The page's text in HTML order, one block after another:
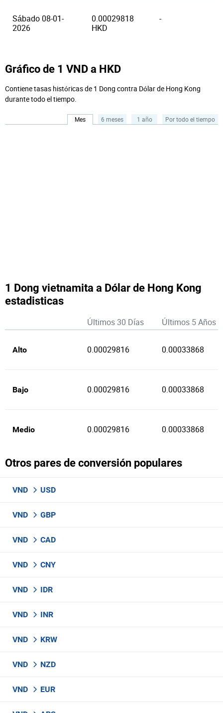
Sábado 08-01-
2026
0.00029818
HKD
-
Gráfico de 1 VND a HKD
Contiene tasas históricas de 1 Dong contra Dólar de Hong Kong
durante todo el tiempo.
Mes 6 meses 1 año Por todo el tiempo
1 Dong vietnamita a Dólar de Hong Kong
estadisticas
Últimos 30 Días Últimos 5 Años
Alto 0.00029816 0.00033868
Bajo 0.00029816 0.00033868
Medio 0.00029816 0.00033868
Otros pares de conversión populares
VND USD
VND GBP
VND CAD
VND CNY
VND IDR
VND INR
VND KRW
VND NZD
VND EUR